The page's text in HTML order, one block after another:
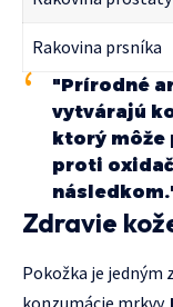
Rakovina prsníka
"Prírodné
vytvárajú
ktorý môže
proti
Zdravie
Pokožka je jedným